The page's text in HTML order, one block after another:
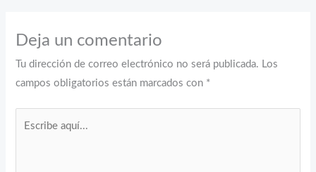
Deja un comentario
Tu dirección de correo electrónico no será publicada. Los
campos obligatorios están marcados con *